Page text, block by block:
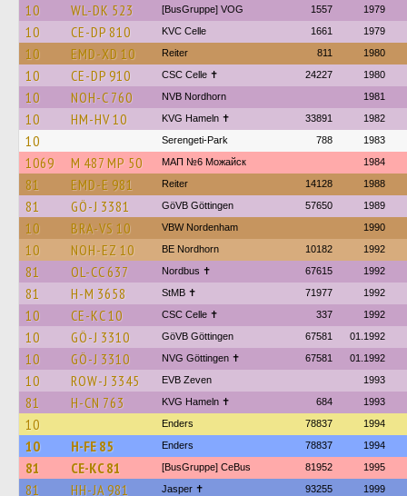
10 WL-DK 523 [BusGruppe] VOG 1557 1979
10 CE-DP 810 KVC Celle 1661 1979
10 EMD-XD 10 Reiter 811 1980
10 CE-DP 910 CSC Celle ✝ 24227 1980
10 NOH-C 760 NVB Nordhorn 1981
10 HM-HV 10 KVG Hameln ✝ 33891 1982
10 Serengeti-Park 788 1983
1069 М 487 МР 50 МАП №6 Можайск 1984
81 EMD-E 981 Reiter 14128 1988
81 GÖ-J 3381 GöVB Göttingen 57650 1989
10 BRA-VS 10 VBW Nordenham 1990
10 NOH-EZ 10 BE Nordhorn 10182 1992
81 OL-CC 637 Nordbus ✝ 67615 1992
81 H-M 3658 StMB ✝ 71977 1992
10 CE-KC 10 CSC Celle ✝ 337 1992
10 GÖ-J 3310 GöVB Göttingen 67581 01.1992
10 GÖ-J 3310 NVG Göttingen ✝ 67581 01.1992
10 ROW-J 3345 EVB Zeven 1993
81 H-CN 763 KVG Hameln ✝ 684 1993
10 Enders 78837 1994
10 H-FE 85 Enders 78837 1994
81 CE-KC 81 [BusGruppe] CeBus 81952 1995
81 HH-JA 981 Jasper ✝ 93255 1999